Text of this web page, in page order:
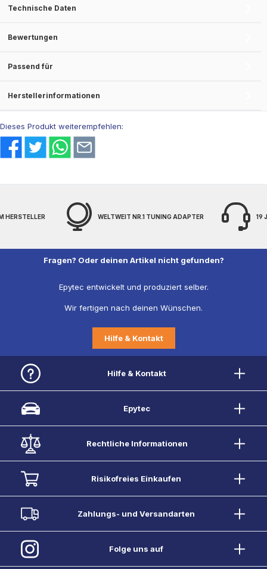
Technische Daten
Bewertungen
Passend für
Herstellerinformationen
Dieses Produkt weiterempfehlen:
HERSTELLER WELTWEIT NR.1 TUNING ADAPTER 19
Fragen? Oder deinen Artikel nicht gefunden?
Epytec entwickelt und produziert selber.
Wir fertigen nach deinen Wünschen.
Hilfe & Kontakt
Hilfe & Kontakt
Epytec
Rechtliche Informationen
Risikofreies Einkaufen
Zahlungs- und Versandarten
Folge uns auf